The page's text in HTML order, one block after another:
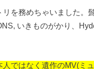
を務めちゃいました。髭
いきものがかり、
人ではなく遺作のMV(ミ